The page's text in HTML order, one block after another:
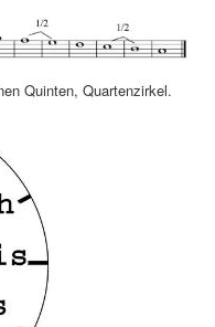
Quinten, Quartenzirkel.